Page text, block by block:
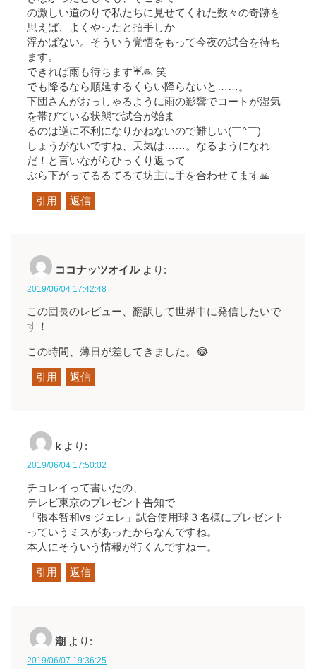
の激しい道のりで私たちに見せてくれた数々の奇跡を
思えば、よくやったと拍手しか
浮かばない。そういう覚悟をもって今夜の試合を待ち
ます。
できれば雨も待ちます☔️🙏 笑
でも降るなら順延するくらい降らないと……。
下団さんがおっしゃるように雨の影響でコートが湿気
を帯びている状態で試合が始ま
るのは逆に不利になりかねないので難しい(￣^￣)
しょうがないですね、天気は……。なるようになれ
だ！と言いながらひっくり返って
ぶら下がってるるてるて坊主に手を合わせてます🙏
引用 返信
ココナッツオイル より:
2019/06/04 17:42:48
この団長のレビュー、翻訳して世界中に発信したいで
す！
この時間、薄日が差してきました。😂
引用 返信
k より:
2019/06/04 17:50:02
チョレイって書いたの、
テレビ東京のプレゼント告知で
「張本智和vs ジェレ」試合使用球３名様にプレゼント
っていうミスがあったからなんですね。
本人にそういう情報が行くんですねー。
引用 返信
潮 より:
2019/06/07 19:36:25